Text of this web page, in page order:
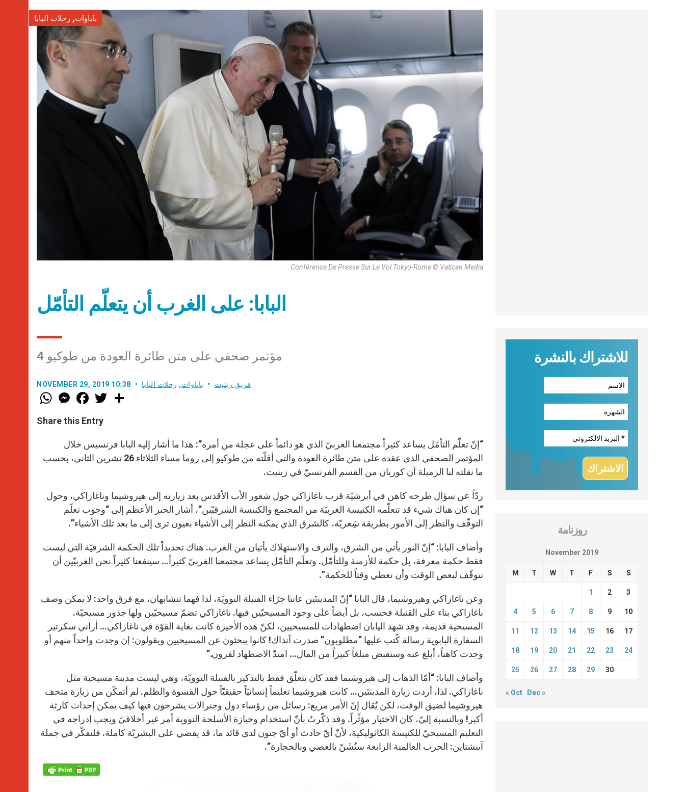
باباوات, رحلات البابا
Conférence De Presse Sur Le Vol Tokyo-Rome © Vatican Media
البابا: على الغرب أن يتعلّم التأمّل
مؤتمر صحفي على متن طائرة العودة من طوكيو 4
NOVEMBER 29, 2019 10:38 فريق زينيت باباوات, رحلات البابا
W
h
t
s
M
e
s
e
g
e
r
F
a
e
b
o
k
w
r
Share this Entry
“إنّ تعلّم التأمّل يساعد كثيراً مجتمعنا الغربيّ الذي هو دائماً على عجلة من أمره”: هذا ما أشار إليه البابا فرنسيس خلال
المؤتمر الصحفي الذي عقده على متن طائرة العودة والتي أقلّته من طوكيو إلى روما مساء الثلاثاء 26 تشرين الثاني، بحسب
ما نقلته لنا الزميلة آن كوريان من القسم الفرنسيّ في زينيت.
ردّاً عن سؤال طرحه كاهن في أبرشيّة قرب ناغازاكي حول شعور الأب الأقدس بعد زيارته إلى هيروشيما وناغازاكي، وحول
“إن كان هناك شيء قد تتعلّمه الكنيسة الغربيّة من المجتمع والكنيسة الشرقيّين”، أشار الحبر الأعظم إلى “وجوب تعلّم
التوقّف والنظر إلى الأمور بطريقة شِعريّة، كالشرق الذي يمكنه النظر إلى الأشياء بعيون ترى إلى ما بعد تلك الأشياء”.
وأضاف البابا: “إنّ النور يأتي من الشرق، والترف والاستهلاك يأتيان من الغرب. هناك تحديداً تلك الحكمة الشرقيّة التي ليست
فقط حكمة معرفة، بل حكمة للأزمنة وللتأمّل. وتعلّم التأمّل يساعد مجتمعنا الغربيّ كثيراً… سينفعنا كثيراً نحن الغربيّين أن
نتوقّف لبعض الوقت وأن نعطي وقتاً للحكمة”.
وعن ناغازاكي وهيروشيما، قال البابا “إنّ المدينتَين عانتا جرّاء القنبلة النوويّة، لذا فهما تتشابهان، مع فرق واحد: لا يمكن وصف
ناغازاكي بناء على القنبلة فحسب، بل أيضاً على وجود المسيحيّين فيها. ناغازاكي تضمّ مسيحيّين ولها جذور مسيحيّة.
المسيحية قديمة، وقد شهد اليابان اضطهادات للمسيحيين، لكنّ هذه الأخيرة كانت بغاية القوّة في ناغازاكي… أراني سكرتير
السفارة البابوية رسالة كُتب عليها “مطلوبون” صدرت آنذاك! كانوا يبحثون عن المسيحيين ويقولون: إن وجدت واحداً منهم أو
وجدت كاهناً، أبلغ عنه وستقبض مبلغاً كبيراً من المال… امتدّ الاضطهاد لقرون.”
وأضاف البابا: “أمّا الذهاب إلى هيروشيما فقد كان يتعلّق فقط بالتذكير بالقنبلة النوويّة، وهي ليست مدينة مسيحية مثل
ناغازاكي. لذا، أردت زيارة المدينتَين… كانت هيروشيما تعليماً إنسانيّاً حقيقيّاً حول القسوة والظلم. لم أتمكّن من زيارة متحف
هيروشيما لضيق الوقت، لكن يُقال إنّ الأمر مريع: رسائل من رؤساء دول وجنرالات يشرحون فيها كيف يمكن إحداث كارثة
أكبر! وبالنسبة إليّ، كان الاختبار مؤثِّراً. وقد ذكّرتُ بأنّ استخدام وحيازة الأسلحة النووية أمر غير أخلاقيّ ويجب إدراجه في
التعليم المسيحيّ للكنيسة الكاثوليكية، لأنّ أيّ حادث أو أيّ جنون لدى قائد ما، قد يقضي على البشريّة كاملة. فلنفكّر في جملة
آينشتاين: الحرب العالمية الرابعة ستُشَنّ بالعصي وبالحجارة”.
للاشتراك بالنشرة
روزنامة
November 2019
M T W T F S S
1 2 3
4 5 6 7 8 9 10
11 12 13 14 15 16 17
18 19 20 21 22 23 24
25 26 27 28 29 30
« Oct Dec »